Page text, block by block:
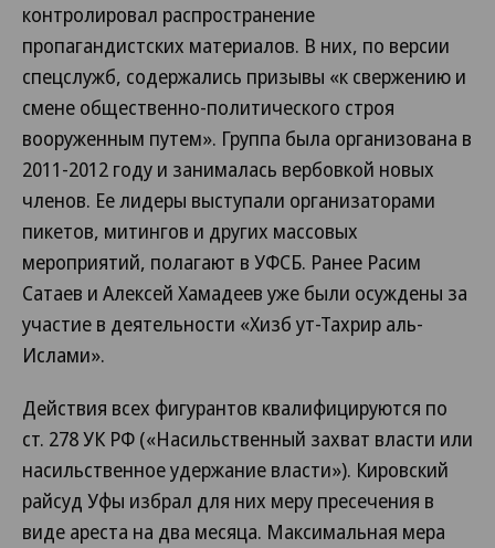
контролировал распространение
пропагандистских материалов. В них, по версии
спецслужб, содержались призывы «к свержению и
смене общественно-политического строя
вооруженным путем». Группа была организована в
2011-2012 году и занималась вербовкой новых
членов. Ее лидеры выступали организаторами
пикетов, митингов и других массовых
мероприятий, полагают в УФСБ. Ранее Расим
Сатаев и Алексей Хамадеев уже были осуждены за
участие в деятельности «Хизб ут-Тахрир аль-
Ислами».
Действия всех фигурантов квалифицируются по
ст. 278 УК РФ («Насильственный захват власти или
насильственное удержание власти»). Кировский
райсуд Уфы избрал для них меру пресечения в
виде ареста на два месяца. Максимальная мера